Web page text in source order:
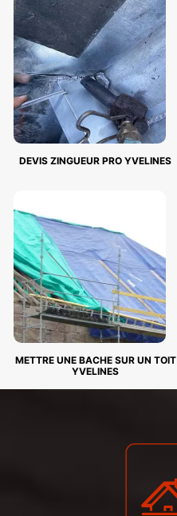
DEVIS ZINGUEUR PRO YVELINES
METTRE UNE BACHE SUR UN TOIT
YVELINES